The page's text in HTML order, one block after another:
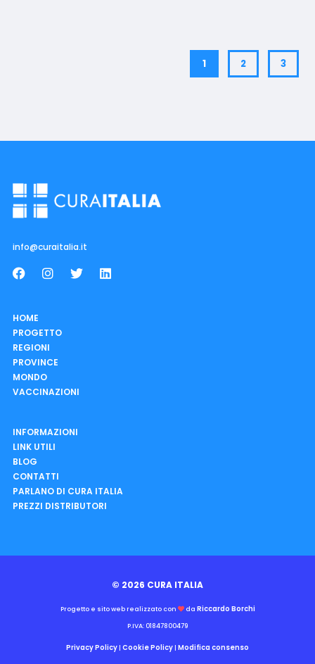
1 2 3
info@curaitalia.it
HOME
PROGETTO
REGIONI
PROVINCE
MONDO
VACCINAZIONI
INFORMAZIONI
LINK UTILI
BLOG
CONTATTI
PARLANO DI CURA ITALIA
PREZZI DISTRIBUTORI
© 2026 CURA ITALIA
Progetto e sito web realizzato con da Riccardo Borchi
P.IVA: 01847800479
Privacy Policy | Cookie Policy | Modifica consenso